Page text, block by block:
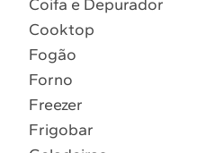
7º Forno
8º Embutir
9º Lava Seca
Coifa e Depurador
Cooktop
Fogão
Forno
Freezer
Frigobar